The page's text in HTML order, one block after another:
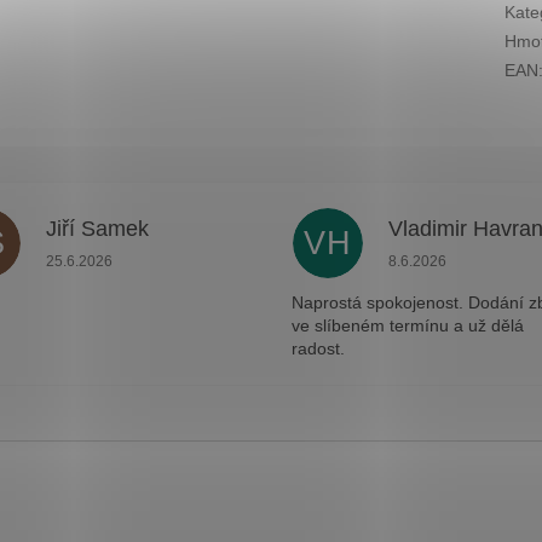
EAN:
Jiří Samek
Hodnocení obchodu je 5 z 5 hvězdiček.
25.6.2026 VH Vladimir Havran
Hodnocení
8.6.2026
Naprostá spokojenost. Dodání
ve slíbeném termínu a už dělá
radost.